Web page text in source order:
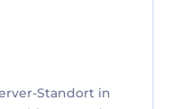
Standort in